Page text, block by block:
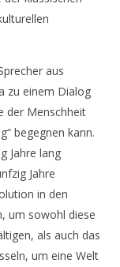
aus
zu einem Dialog
der Menschheit
begegnen kann.
Jahre lang
Jahre
in den
um sowohl diese
als auch das
um eine Welt